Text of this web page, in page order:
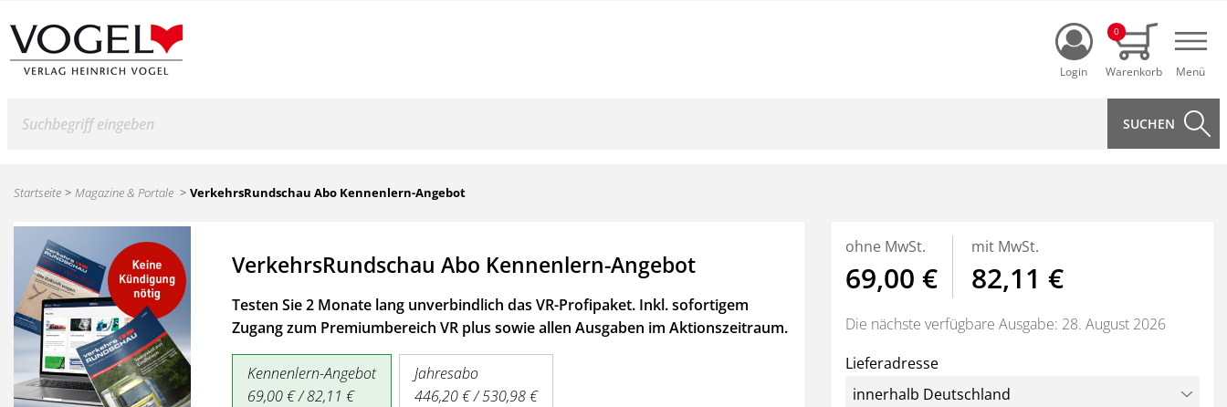
Login
0
Startseite Magazine & Portale VerkehrsRundschau Abo Kennenlern-Angebot
VerkehrsRundschau Abo Kennenlern-Angebot
Testen Sie 2 Monate lang unverbindlich das VR-Profipaket. Inkl. sofortigem
Zugang zum Premiumbereich VR plus sowieallen Ausgaben im Aktionszeitraum.
Kennenlern-Angebot
69,00 € / 82,11 €
Jahresabo
446,20 € / 530,98 €
ohne MwSt.
69,00 €
mit MwSt.
82,11 €
Die nächste verfügbare Ausgabe: 28. August 2026
Lieferadresse